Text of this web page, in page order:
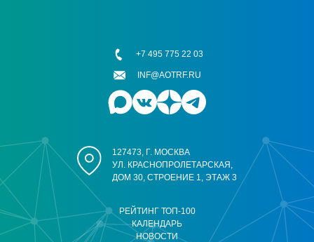
РЕЙТИНГ ТОП-100
КАЛЕНДАРЬ
НОВОСТИ
127473, Г. МОСКВА
УЛ. КРАСНОПРОЛЕТАРСКАЯ,
ДОМ 30, СТРОЕНИЕ 1, ЭТАЖ 3
+7 495 775 22 03
INF@AOTRF.RU